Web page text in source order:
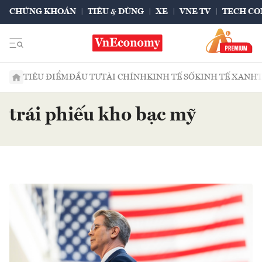
CHỨNG KHOÁN TIÊU & DÙNG XE VNE TV TECH
TIÊU ĐIỂMĐẦU TƯTÀI CHÍNHKINH TẾ SỐKINH TẾ XANH
trái phiếu kho bạc mỹ